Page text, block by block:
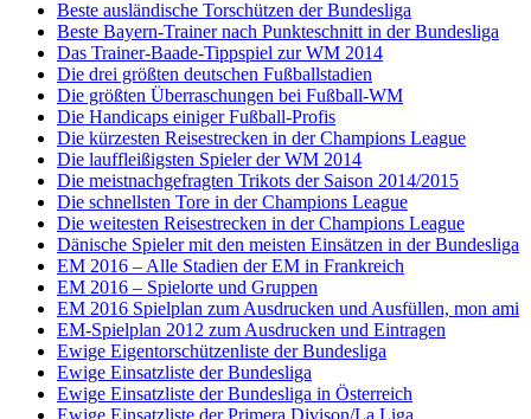
Beste ausländische Torschützen der Bundesliga
Beste Bayern-Trainer nach Punkteschnitt in der Bundesliga
Das Trainer-Baade-Tippspiel zur WM 2014
Die drei größten deutschen Fußballstadien
Die größten Überraschungen bei Fußball-WM
Die Handicaps einiger Fußball-Profis
Die kürzesten Reisestrecken in der Champions League
Die lauffleißigsten Spieler der WM 2014
Die meistnachgefragten Trikots der Saison 2014/2015
Die schnellsten Tore in der Champions League
Die weitesten Reisestrecken in der Champions League
Dänische Spieler mit den meisten Einsätzen in der Bundesliga
EM 2016 – Alle Stadien der EM in Frankreich
EM 2016 – Spielorte und Gruppen
EM 2016 Spielplan zum Ausdrucken und Ausfüllen, mon ami
EM-Spielplan 2012 zum Ausdrucken und Eintragen
Ewige Eigentorschützenliste der Bundesliga
Ewige Einsatzliste der Bundesliga
Ewige Einsatzliste der Bundesliga in Österreich
Ewige Einsatzliste der Primera Divison/La Liga